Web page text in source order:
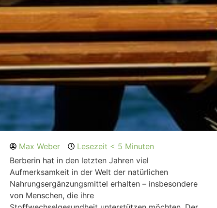
Max Weber
Lesezeit < 5 Minuten
Berberin hat in den letzten Jahren viel
Aufmerksamkeit in der Welt der natürlichen
Nahrungsergänzungsmittel erhalten – insbesondere
von Menschen, die ihre